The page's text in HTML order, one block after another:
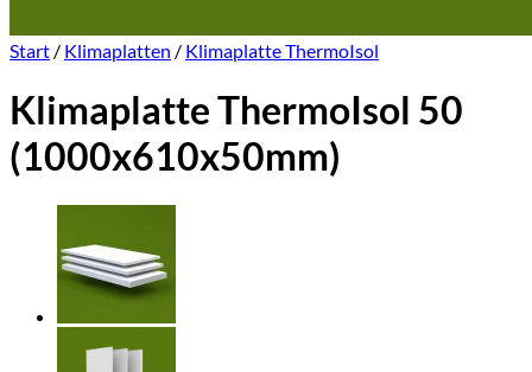
Start / Klimaplatten / Klimaplatte ThermoIsol
Klimaplatte ThermoIsol 50
(1000x610x50mm)